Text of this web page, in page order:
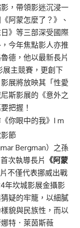
，帶領影迷沉浸一
阿蒙怎麼了？》、
》等三部深受國際
今年焦點影人亦推
德，他以最新長片
展主競賽，更創下
展將放映其「性愛
斯影展的《意外之
把握！
你眼中的我》I m
節
Bergman）之孫
次執導長片 《阿蒙
不僅代表挪威出戰
年坎城影展金攝影
疑的牢籠，以細膩
貌與民族性，而以
特．萊茵斯薇